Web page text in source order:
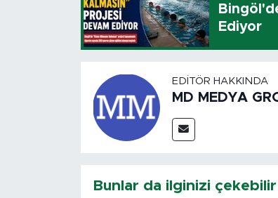
Ediyor
EDITÖR HAKKINDA
MD MEDYA
Bunlar da ilginizi çekebilir